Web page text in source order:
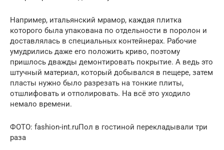
Например, итальянский мрамор, каждая плитка
которого была упакована по отдельности в поролон и
доставлялась в специальных контейнерах. Рабочие
умудрились даже его положить криво, поэтому
пришлось дважды демонтировать покрытие. А ведь это
штучный материал, который добывался в пещере, затем
пласты нужно было разрезать на тонкие плиты,
отшлифовать и отполировать. На всё это уходило
немало времени.
ФОТО: fashion-int.ruПол в гостиной перекладывали три
раза